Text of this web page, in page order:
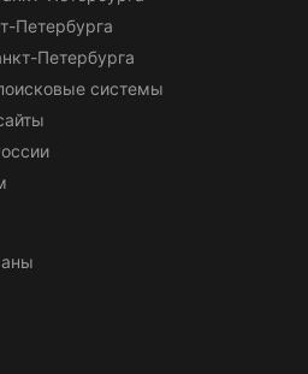
Петербурга
Петербурга
системы